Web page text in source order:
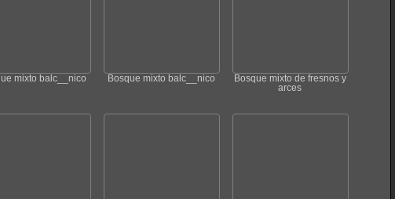
mixto balc__nico Bosque mixto balc__nico
Bosque mixto de fresnos y
arces